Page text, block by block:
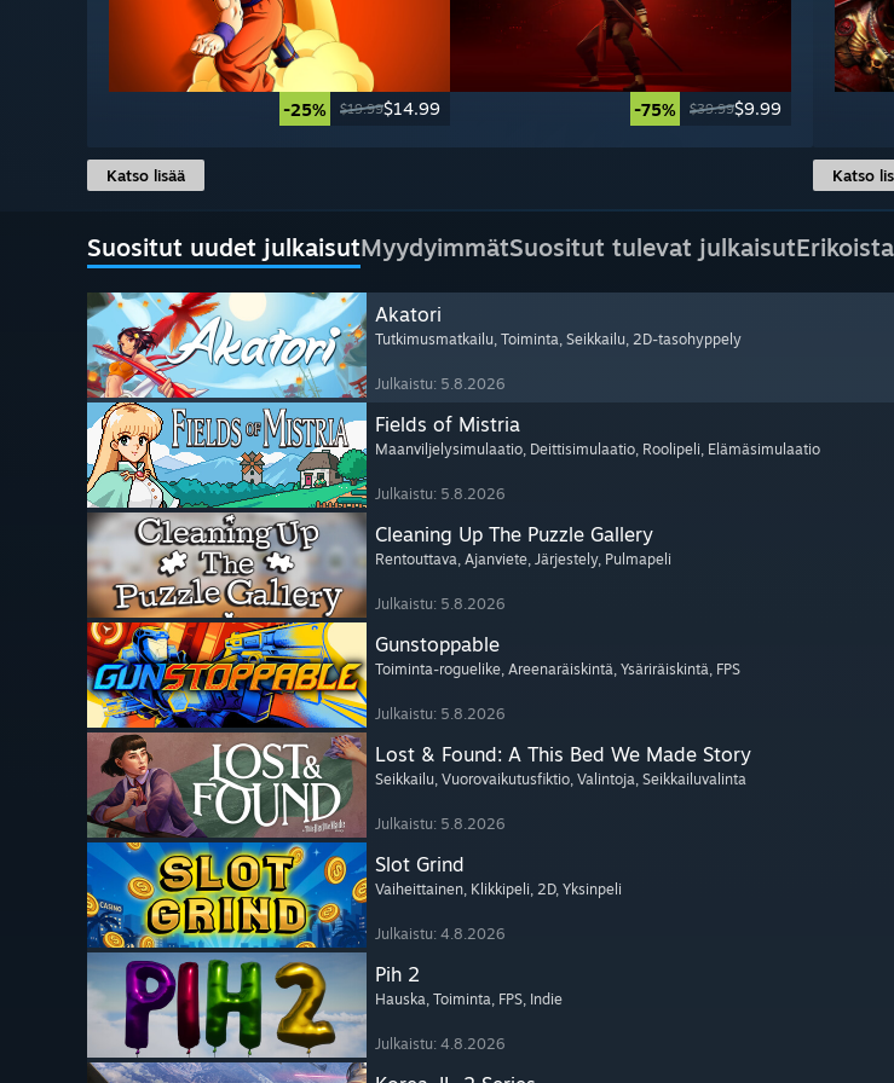
-25% $19.99$14.99 -75% $39.99$9.99
Katso lisää Katso
Suositut uudet julkaisutMyydyimmätSuositut tulevat julkaisut
Akatori
Tutkimusmatkailu, Toiminta, Seikkailu, 2D-tasohyppely
Julkaistu: 5.8.2026
Fields of Mistria
Maanviljelysimulaatio, Deittisimulaatio, Roolipeli, Elämäsimulaatio
Julkaistu: 5.8.2026
Cleaning Up The Puzzle Gallery
Rentouttava, Ajanviete, Järjestely, Pulmapeli
Julkaistu: 5.8.2026
Gunstoppable
Toiminta-roguelike, Areenaräiskintä, Ysäriräiskintä, FPS
Julkaistu: 5.8.2026
Lost & Found: A This Bed We Made Story
Seikkailu, Vuorovaikutusfiktio, Valintoja, Seikkailuvalinta
Julkaistu: 5.8.2026
Slot Grind
Vaiheittainen, Klikkipeli, 2D, Yksinpeli
Julkaistu: 4.8.2026
Pih 2
Hauska, Toiminta, FPS, Indie
Julkaistu: 4.8.2026